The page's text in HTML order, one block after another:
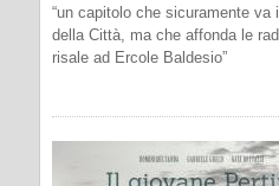
“un capitolo che sicuramente
della Città, ma che affonda le
risale ad Ercole Baldesio”